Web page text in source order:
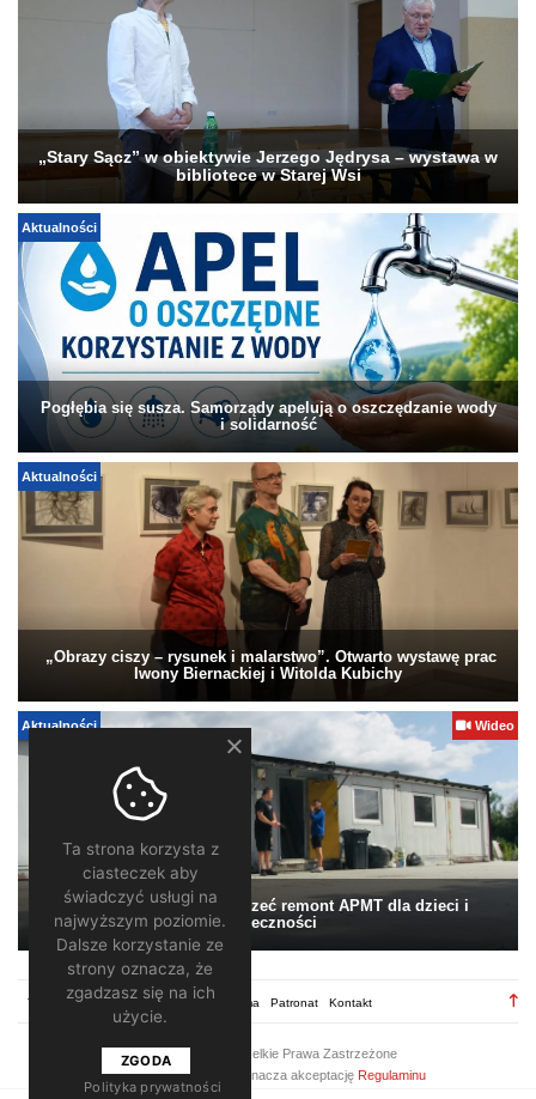
„Stary Sącz” w obiektywie Jerzego Jędrysa – wystawa w
bibliotece w Starej Wsi
Aktualności
Pogłębia się susza. Samorządy apelują o oszczędzanie wody
i solidarność
Aktualności
„Obrazy ciszy – rysunek i malarstwo”. Otwarto wystawę prac
Iwony Biernackiej i Witolda Kubichy
Aktualności Wideo
Pomagamy. Warto wesprzeć remont APMT dla dzieci i
społeczności
Regulamin Redakcja Reklama Patronat Kontakt
2026 ©
/ Wszelkie Prawa Zastrzeżone
Korzystanie z portalu oznacza akceptację Regulaminu
Ta strona korzysta z
ciasteczek aby
świadczyć usługi na
najwyższym poziomie.
Dalsze korzystanie ze
strony oznacza, że
zgadzasz się na ich
użycie.
ZGODA
Polityka prywatności